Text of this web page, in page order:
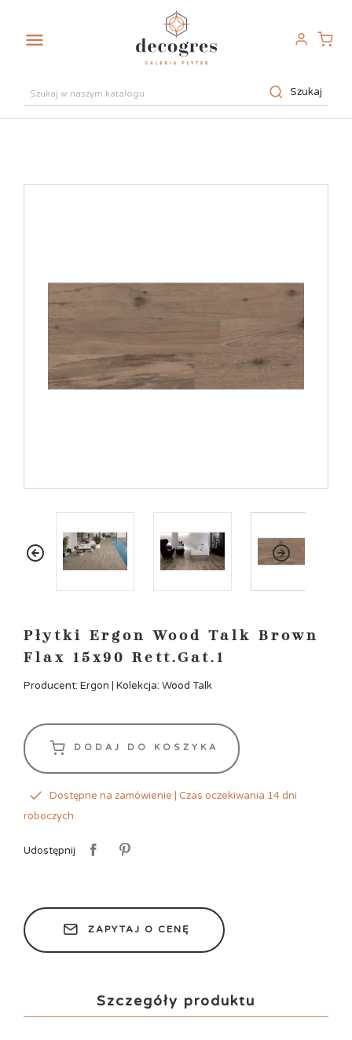

Szukaj
Płytki Ergon Wood Talk Brown
Flax 15x90 Rett.Gat.1
Producent: Ergon | Kolekcja: Wood Talk
DODAJ DO KOSZYKA
Dostępne na zamówienie | Czas oczekiwania 14 dni
roboczych
Udostępnij
ZAPYTAJ O CENĘ
Szczegóły produktu